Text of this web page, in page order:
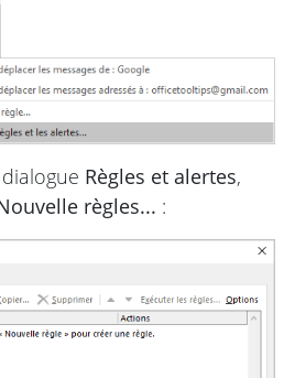
Règles et alertes,
règles... :